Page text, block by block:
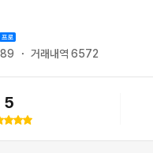
・ 거래내역 6572
5